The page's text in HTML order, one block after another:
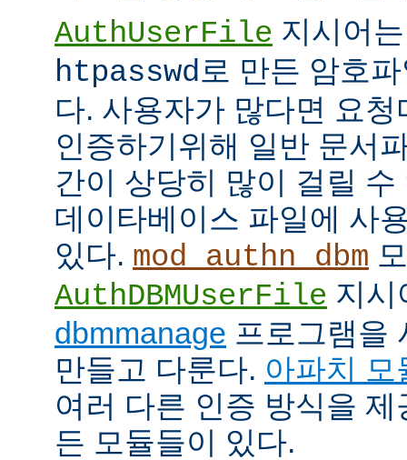
AuthUserFile 지시어
htpasswd 로 만든 암호
다. 사용자가 많다면 요
인증하기위해 일반 문서
간이 상당히 많이 걸릴
데이타베이스 파일에 사
있다. mod_authn_dbm
AuthDBMUserFile 지시
dbmmanage 프로그램을
만들고 다룬다. 아파치
여러 다른 인증 방식을
든 모듈들이 있다.